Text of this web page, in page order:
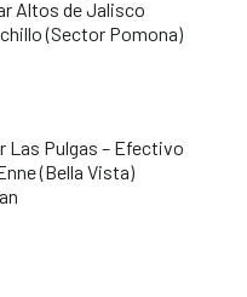
Altos de Jalisco
(Sector Pomona)
Las Pulgas – Efectivo
(Bella Vista)